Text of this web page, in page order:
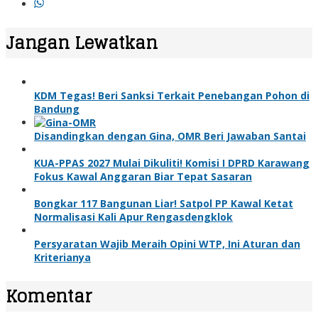
Jangan Lewatkan
KDM Tegas! Beri Sanksi Terkait Penebangan Pohon di
Bandung
Disandingkan dengan Gina, OMR Beri Jawaban Santai
KUA-PPAS 2027 Mulai Dikuliti! Komisi I DPRD Karawang
Fokus Kawal Anggaran Biar Tepat Sasaran
Bongkar 117 Bangunan Liar! Satpol PP Kawal Ketat
Normalisasi Kali Apur Rengasdengklok
Persyaratan Wajib Meraih Opini WTP, Ini Aturan dan
Kriterianya
Komentar